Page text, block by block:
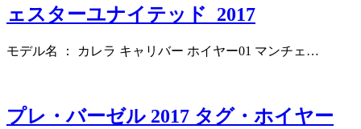
ェスターユナイテッド 2017
モデル名 ： カレラ キャリバー ホイヤー01 マンチェ…
プレ・バーゼル 2017 タグ・ホイヤー